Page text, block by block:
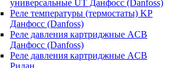
универсальные UT Данфосс (Danfoss)
Реле температуры (термостаты) KP
Данфосс (Danfoss)
Реле давления картриджные ACB
Данфосс (Danfoss)
Реле давления картриджные ACB
Ридан